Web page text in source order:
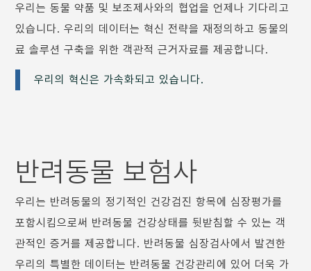
우리는 동물 약품 및 보조제사와의 협업을 언제나 기다리고
있습니다. 우리의 데이터는 혁신 전략을 재정의하고 동물의
료 솔루션 구축을 위한 객관적 근거자료를 제공합니다.
우리의 혁신은 가속화되고 있습니다.
반려동물 보험사
우리는 반려동물의 정기적인 건강검진 항목에 심장평가를
포함시킴으로써 반려동물 건강상태를 뒷받침할 수 있는 객
관적인 증거를 제공합니다. 반려동물 심장검사에서 발견한
우리의 특별한 데이터는 반려동물 건강관리에 있어 더욱 가